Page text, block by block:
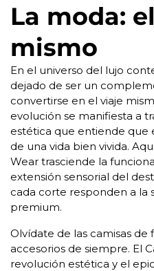
La moda:
mismo
En el universo del lujo
dejado de ser un
convertirse en el viaje
evolución se manifiesta a
estética que entiende que
de una vida bien vivida.
Wear trasciende la
extensión sensorial del
cada corte responden a la
premium.
Olvídate de las camisas de
accesorios de siempre. El
revolución estética y el